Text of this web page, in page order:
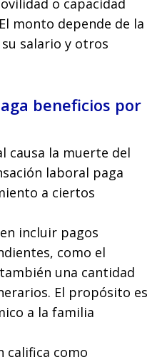
o capacidad
monto depende de la
salario y otros
beneficios por
causa la muerte del
laboral paga
a ciertos
incluir pagos
como el
una cantidad
El propósito es
a la familia
califica como